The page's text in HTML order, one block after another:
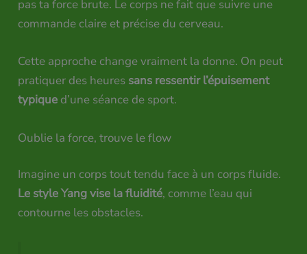
pas ta force brute. Le corps ne fait que suivre une
commande claire et précise du cerveau.
Cette approche change vraiment la donne. On peut
pratiquer des heures sans ressentir l’épuisement
typique d’une séance de sport.
Oublie la force, trouve le flow
Imagine un corps tout tendu face à un corps fluide.
Le style Yang vise la fluidité, comme l’eau qui
contourne les obstacles.